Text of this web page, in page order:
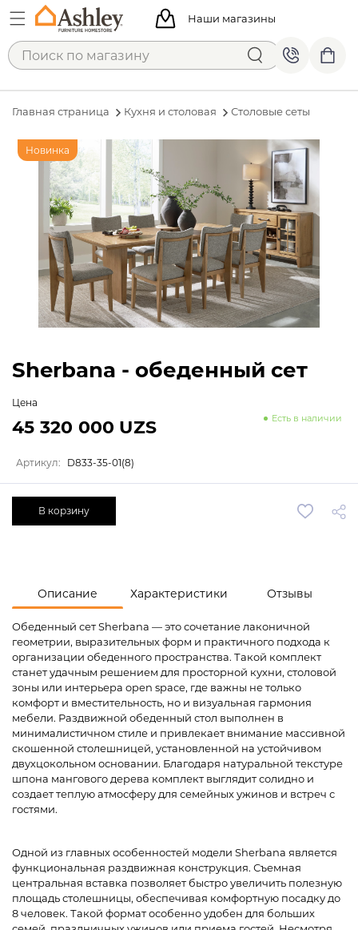
Наши магазины
Главная страница Кухня и столовая Столовые сеты
Новинка
Описание Характеристики Отзывы
Обеденный сет Sherbana — это сочетание лаконичной
геометрии, выразительных форм и практичного подхода к
организации обеденного пространства. Такой комплект
станет удачным решением для просторной кухни, столовой
зоны или интерьера open space, где важны не только
комфорт и вместительность, но и визуальная гармония
мебели. Раздвижной обеденный стол выполнен в
минималистичном стиле и привлекает внимание массивной
скошенной столешницей, установленной на устойчивом
двухцокольном основании. Благодаря натуральной текстуре
шпона мангового дерева комплект выглядит солидно и
создает теплую атмосферу для семейных ужинов и встреч с
гостями.
Одной из главных особенностей модели Sherbana является
функциональная раздвижная конструкция. Съемная
центральная вставка позволяет быстро увеличить полезную
площадь столешницы, обеспечивая комфортную посадку до
8 человек. Такой формат особенно удобен для больших
Sherbana - обеденный сет
Цена
Есть в наличии
45 320 000 UZS
Артикул: D833-35-01(8)
В корзину